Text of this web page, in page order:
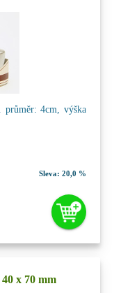
průměr: 4cm, výška
Sleva: 20,0 %
x 70 mm